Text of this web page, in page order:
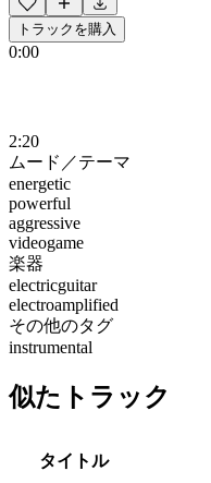
トラックを購入
0:00
2:20
ムード／テーマ
energetic
powerful
aggressive
videogame
楽器
electricguitar
electroamplified
その他のタグ
instrumental
似たトラック
タイトル